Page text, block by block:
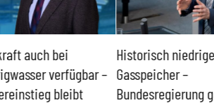
auch bei
verfügbar –
bleibt
Historisch niedrige
Gasspeicher –
Bundesregierung